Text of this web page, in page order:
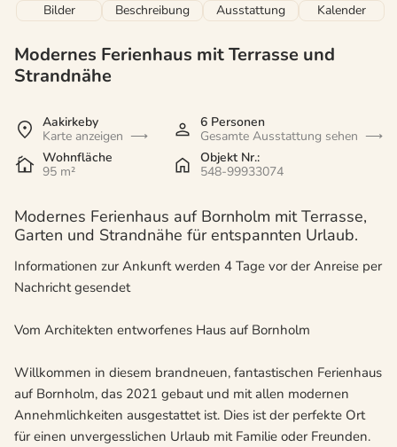
Bilder Beschreibung Ausstattung Kalender
Modernes Ferienhaus mit Terrasse und
Strandnähe
Aakirkeby
Karte anzeigen
6 Personen
Gesamte Ausstattung sehen
Wohnfläche
95 m²
Objekt Nr.:
548-99933074
Modernes Ferienhaus auf Bornholm mit Terrasse,
Garten und Strandnähe für entspannten Urlaub.
Informationen zur Ankunft werden 4 Tage vor der Anreise per
Nachricht gesendet
Vom Architekten entworfenes Haus auf Bornholm
Willkommen in diesem brandneuen, fantastischen Ferienhaus
auf Bornholm, das 2021 gebaut und mit allen modernen
Annehmlichkeiten ausgestattet ist. Dies ist der perfekte Ort
für einen unvergesslichen Urlaub mit Familie oder Freunden.